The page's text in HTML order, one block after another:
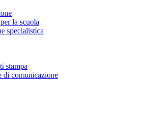
la scuola
specialistica
stampa
di comunicazione